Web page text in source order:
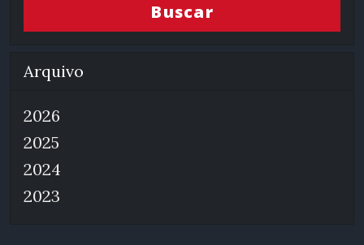
Buscar
Arquivo
2026
2025
2024
2023